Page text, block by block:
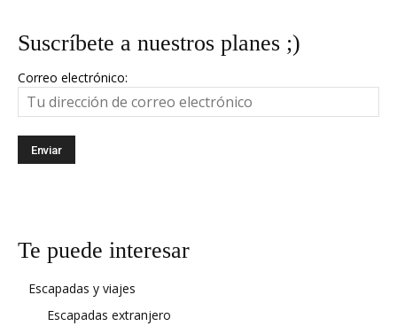
Suscríbete a nuestros planes ;)
Correo electrónico:
Te puede interesar
Escapadas y viajes
Escapadas extranjero